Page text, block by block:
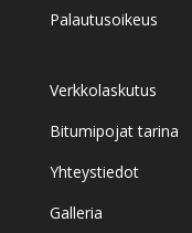
Palautusoikeus
Verkkolaskutus
Bitumipojat tarina
Yhteystiedot
Galleria